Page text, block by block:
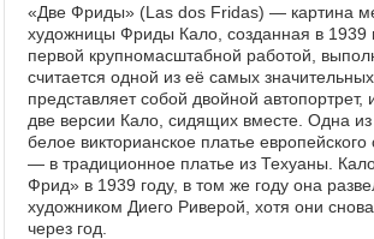
«Две Фриды» (Las dos Fridas) — картина
художницы Фриды Кало, созданная в 1939
первой крупномасштабной работой,
считается одной из её самых
представляет собой двойной
две версии Кало, сидящих вместе. Одна из
белое викторианское платье европейского
— в традиционное платье из Техуаны.
Фрид» в 1939 году, в том же году она
художником Диего Риверой, хотя они
через год.